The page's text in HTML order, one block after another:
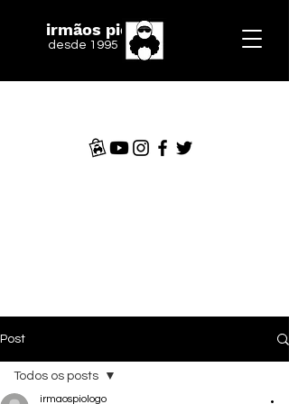
irmãos piologo
desde 1995
Post
Todos os posts
irmaospiologo